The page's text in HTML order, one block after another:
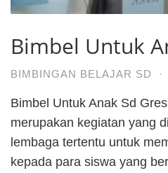
Bimbel Untuk
BIMBINGAN BELAJAR SD ·
Bimbel Untuk Anak Sd
merupakan kegiatan yang
lembaga tertentu untuk
kepada para siswa yang